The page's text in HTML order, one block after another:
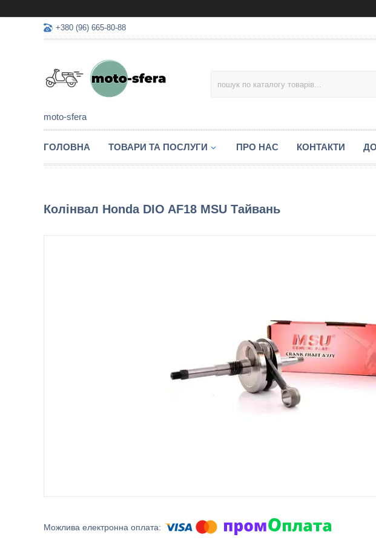
+380 (96) 665-80-88
moto-sfera
ГОЛОВНА ТОВАРИ ТА ПОСЛУГИ ПРО НАС КОНТАКТИ
Колінвал Honda DIO AF18 MSU Тайвань